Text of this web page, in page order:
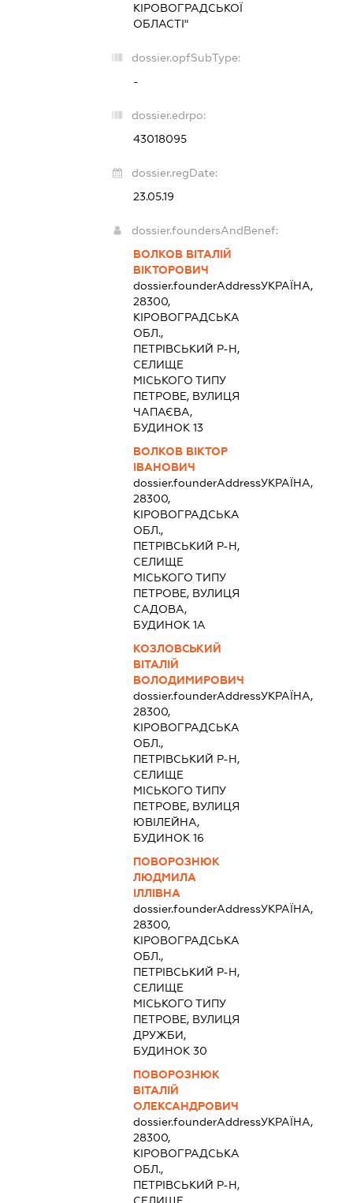
КІРОВОГРАДСЬКОЇ
ОБЛАСТІ"
dossier.opfSubType:
-
dossier.edrpo:
43018095
dossier.regDate:
23.05.19
dossier.foundersAndBenef:
ВОЛКОВ ВІТАЛІЙ
ВІКТОРОВИЧ
dossier.founderAddressУКРАЇНА,
28300,
КІРОВОГРАДСЬКА
ОБЛ.,
ПЕТРІВСЬКИЙ Р-Н,
СЕЛИЩЕ
МІСЬКОГО ТИПУ
ПЕТРОВЕ, ВУЛИЦЯ
ЧАПАЄВА,
БУДИНОК 13
ВОЛКОВ ВІКТОР
ІВАНОВИЧ
dossier.founderAddressУКРАЇНА,
28300,
КІРОВОГРАДСЬКА
ОБЛ.,
ПЕТРІВСЬКИЙ Р-Н,
СЕЛИЩЕ
МІСЬКОГО ТИПУ
ПЕТРОВЕ, ВУЛИЦЯ
САДОВА,
БУДИНОК 1А
КОЗЛОВСЬКИЙ
ВІТАЛІЙ
ВОЛОДИМИРОВИЧ
dossier.founderAddressУКРАЇНА,
28300,
КІРОВОГРАДСЬКА
ОБЛ.,
ПЕТРІВСЬКИЙ Р-Н,
СЕЛИЩЕ
МІСЬКОГО ТИПУ
ПЕТРОВЕ, ВУЛИЦЯ
ЮВІЛЕЙНА,
БУДИНОК 16
ПОВОРОЗНЮК
ЛЮДМИЛА
ІЛЛІВНА
dossier.founderAddressУКРАЇНА,
28300,
КІРОВОГРАДСЬКА
ОБЛ.,
ПЕТРІВСЬКИЙ Р-Н,
СЕЛИЩЕ
МІСЬКОГО ТИПУ
ПЕТРОВЕ, ВУЛИЦЯ
ДРУЖБИ,
БУДИНОК 30
ПОВОРОЗНЮК
ВІТАЛІЙ
ОЛЕКСАНДРОВИЧ
dossier.founderAddressУКРАЇНА,
28300,
КІРОВОГРАДСЬКА
ОБЛ.,
ПЕТРІВСЬКИЙ Р-Н,